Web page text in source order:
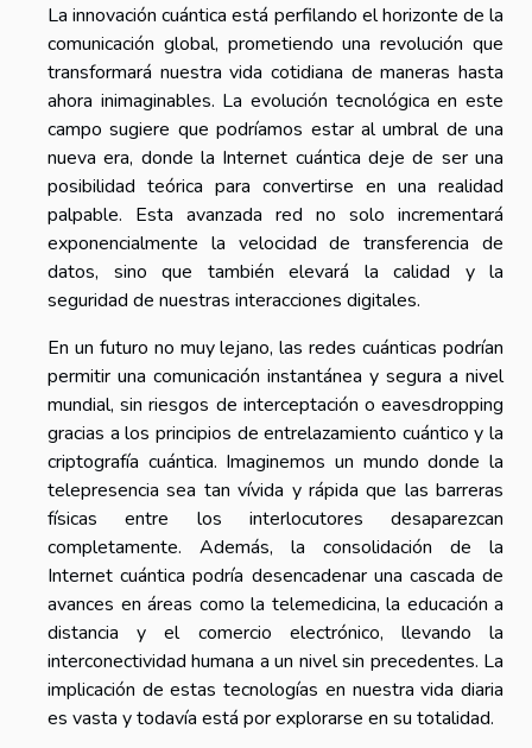
La innovación cuántica está perfilando el horizonte de la
comunicación global, prometiendo una revolución que
transformará nuestra vida cotidiana de maneras hasta
ahora inimaginables. La evolución tecnológica en este
campo sugiere que podríamos estar al umbral de una
nueva era, donde la Internet cuántica deje de ser una
posibilidad teórica para convertirse en una realidad
palpable. Esta avanzada red no solo incrementará
exponencialmente la velocidad de transferencia de
datos, sino que también elevará la calidad y la
seguridad de nuestras interacciones digitales.
En un futuro no muy lejano, las redes cuánticas podrían
permitir una comunicación instantánea y segura a nivel
mundial, sin riesgos de interceptación o eavesdropping
gracias a los principios de entrelazamiento cuántico y la
criptografía cuántica. Imaginemos un mundo donde la
telepresencia sea tan vívida y rápida que las barreras
físicas entre los interlocutores desaparezcan
completamente. Además, la consolidación de la
Internet cuántica podría desencadenar una cascada de
avances en áreas como la telemedicina, la educación a
distancia y el comercio electrónico, llevando la
interconectividad humana a un nivel sin precedentes. La
implicación de estas tecnologías en nuestra vida diaria
es vasta y todavía está por explorarse en su totalidad.